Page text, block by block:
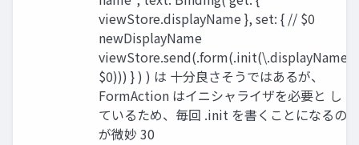
viewStore.displayName }, set: { // $0
newDisplayName
viewStore.send(.form(.init(\.displayName,
$0))) } ) ) は ⼗分良さそうではあるが、
FormAction はイニシャライザを必要と し
ているため、毎回 .init を書くことになるの
が微妙 30